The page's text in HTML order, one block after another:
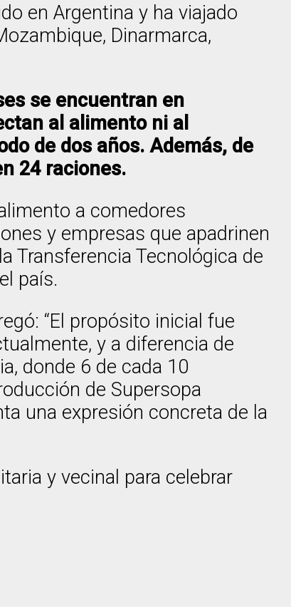
en Argentina y ha viajado
Dinarmarca,
se encuentran en
al alimento ni al
de dos años. Además, de
24 raciones.
a comedores
y empresas que apadrinen
Transferencia Tecnológica de
país.
“El propósito inicial fue
y a diferencia de
donde 6 de cada 10
de Supersopa
una expresión concreta de la
y vecinal para celebrar